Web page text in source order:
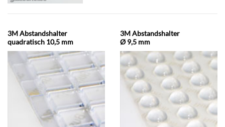
3M Abstandshalter
quadratisch 10,5 mm
3M Abstandshalter
Ø 9,5 mm